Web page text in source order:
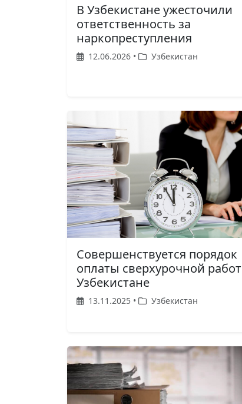
В Узбекистане ужесточили
ответственность за
наркопреступления
12.06.2026 • Узбекистан
Совершенствуется порядок
оплаты сверхурочной
Узбекистане
13.11.2025 • Узбекистан